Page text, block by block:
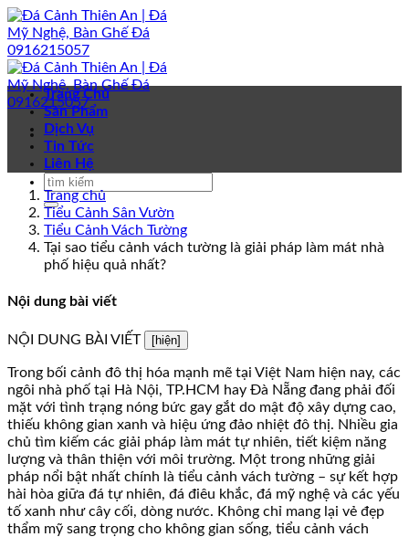
Bỏ
qua
nội
dung
Trang Chủ
Sản Phẩm
Dịch Vụ
Tin Tức
Liên Hệ
Trang chủ
Tiểu Cảnh Sân Vườn
Tiểu Cảnh Vách Tường
Tại sao tiểu cảnh vách tường là giải pháp làm mát nhà
phố hiệu quả nhất?
Nội dung bài viết
NỘI DUNG BÀI VIẾT [hiện]
Trong bối cảnh đô thị hóa mạnh mẽ tại Việt Nam hiện nay, các
ngôi nhà phố tại Hà Nội, TP.HCM hay Đà Nẵng đang phải đối
mặt với tình trạng nóng bức gay gắt do mật độ xây dựng cao,
thiếu không gian xanh và hiệu ứng đảo nhiệt đô thị. Nhiều gia
chủ tìm kiếm các giải pháp làm mát tự nhiên, tiết kiệm năng
lượng và thân thiện với môi trường. Một trong những giải
pháp nổi bật nhất chính là tiểu cảnh vách tường – sự kết hợp
hài hòa giữa đá tự nhiên, đá điêu khắc, đá mỹ nghệ và các yếu
tố xanh như cây cối, dòng nước. Không chỉ mang lại vẻ đẹp
thẩm mỹ sang trọng cho không gian sống, tiểu cảnh vách